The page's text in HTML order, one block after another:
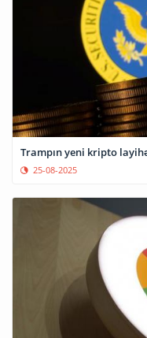
Trampın yeni kripto
25-08-2025